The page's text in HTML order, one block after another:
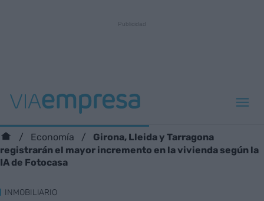
Economía
Girona, Lleida y Tarragona
registrarán el mayor incremento en la vivienda según la
IA de Fotocasa
INMOBILIARIO